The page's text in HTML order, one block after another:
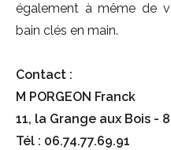
également à même de
bain clés en main.
Contact :
M PORGEON Franck
11, la Grange aux Bois -
Tél : 06.74.77.69.91